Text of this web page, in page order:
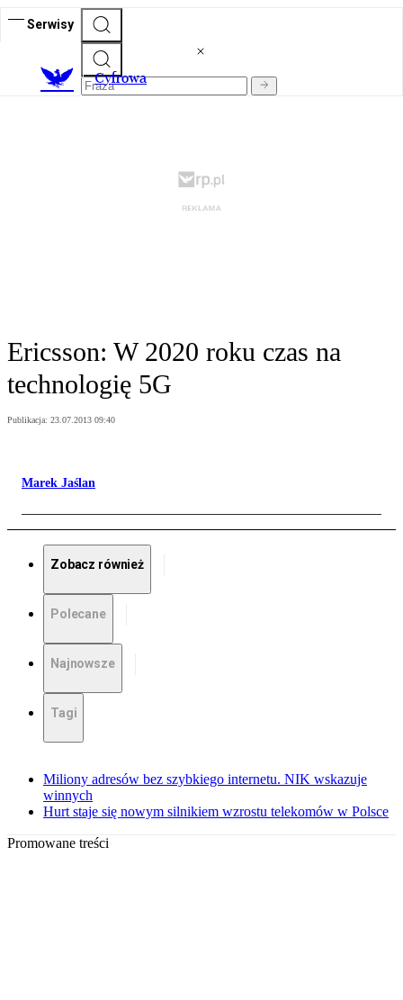
Serwisy
Cyfrowa
Ericsson: W 2020 roku czas na
technologię 5G
Publikacja: 23.07.2013 09:40
Marek Jaślan
Zobacz również
Polecane
Najnowsze
Tagi
Miliony adresów bez szybkiego internetu. NIK wskazuje
winnych
Hurt staje się nowym silnikiem wzrostu telekomów w Polsce
Promowane treści